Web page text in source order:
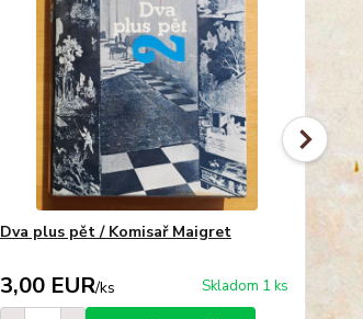
Dva plus pět / Komisař Maigret
3,00 EUR/ks Skladom 1 ks